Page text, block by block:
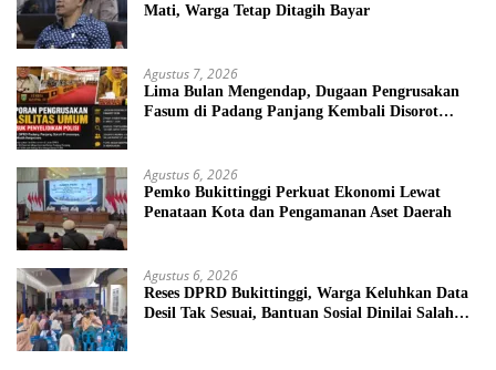
Mati, Warga Tetap Ditagih Bayar
Agustus 7, 2026
Lima Bulan Mengendap, Dugaan Pengrusakan
Fasum di Padang Panjang Kembali Disorot
Agustus 6, 2026
Pemko Bukittinggi Perkuat Ekonomi Lewat
Penataan Kota dan Pengamanan Aset Daerah
Agustus 6, 2026
Reses DPRD Bukittinggi, Warga Keluhkan Data
Desil Tak Sesuai, Bantuan Sosial Dinilai Salah